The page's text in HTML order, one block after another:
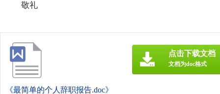
敬礼
《最简单的个人辞职报告.doc》
点击下载文档
文档为doc格式